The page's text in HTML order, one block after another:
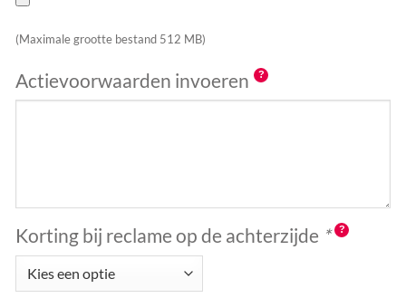
(Maximale grootte bestand 512 MB)
Actievoorwaarden invoeren
Korting bij reclame op de achterzijde *